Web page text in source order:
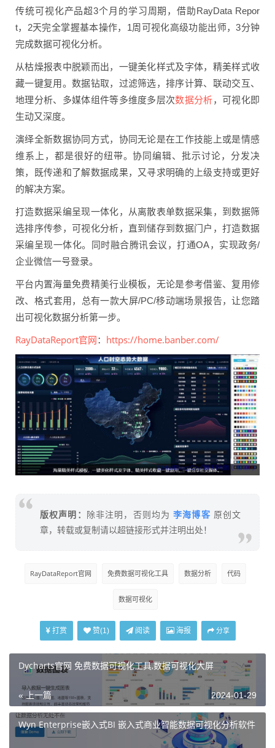
传统可视化产品超3个月的学习周期，借助RayData Repor
t，2天完全掌握基本操作，1周可视化高级功能出师，3分钟
完成数据可视化分析。
从枯燥报表中脱颖而出，一键美化样式及字体，精美样式收
藏一键复用。数据钻取，过滤筛选，排序计算、联动交互、
地理分析、多媒体组件等多维度多层次数据分析，可视化即
生动又深度。
演绎全新数据协同方式，协同无论是在工作技能上或是情感
维系上，都是很好的纽带。协同编辑、批示讨论，分发决
策，既传递和了解数据成果，又寻求明确的上级支持或更好
的解决方案。
打造数据采编呈现一体化，从离散表单数据采集，到数据筛
选排序传参，可视化分析，直到储存到数据门户，打造数据
采编呈现一体化。同时融合腾讯会议，打通OA，实现政务/
企业微信一号登录。
平台内置海量免费精美行业模板，无论是参考借鉴、复用修
改、格式套用，总有一款大屏/PC/移动端场景报告，让您踏
出可视化数据分析第一步。
RayDataReport官网： https://home.banber.com/
版权声明： 除非注明，否则均为 李海博客 原创文
章，转载或复制请以超链接形式并注明出处！
RayDataReport官网 免费数据可视化工具 数据分析 代码
数据可视化
打赏 赞(1) 阅读 海报 分享
Dycharts官网 免费数据可视化工具,数据可视化大屏
« 上一篇 2024-01-29
Wyn Enterprise嵌入式BI 嵌入式商业智能数据可视化分析软件